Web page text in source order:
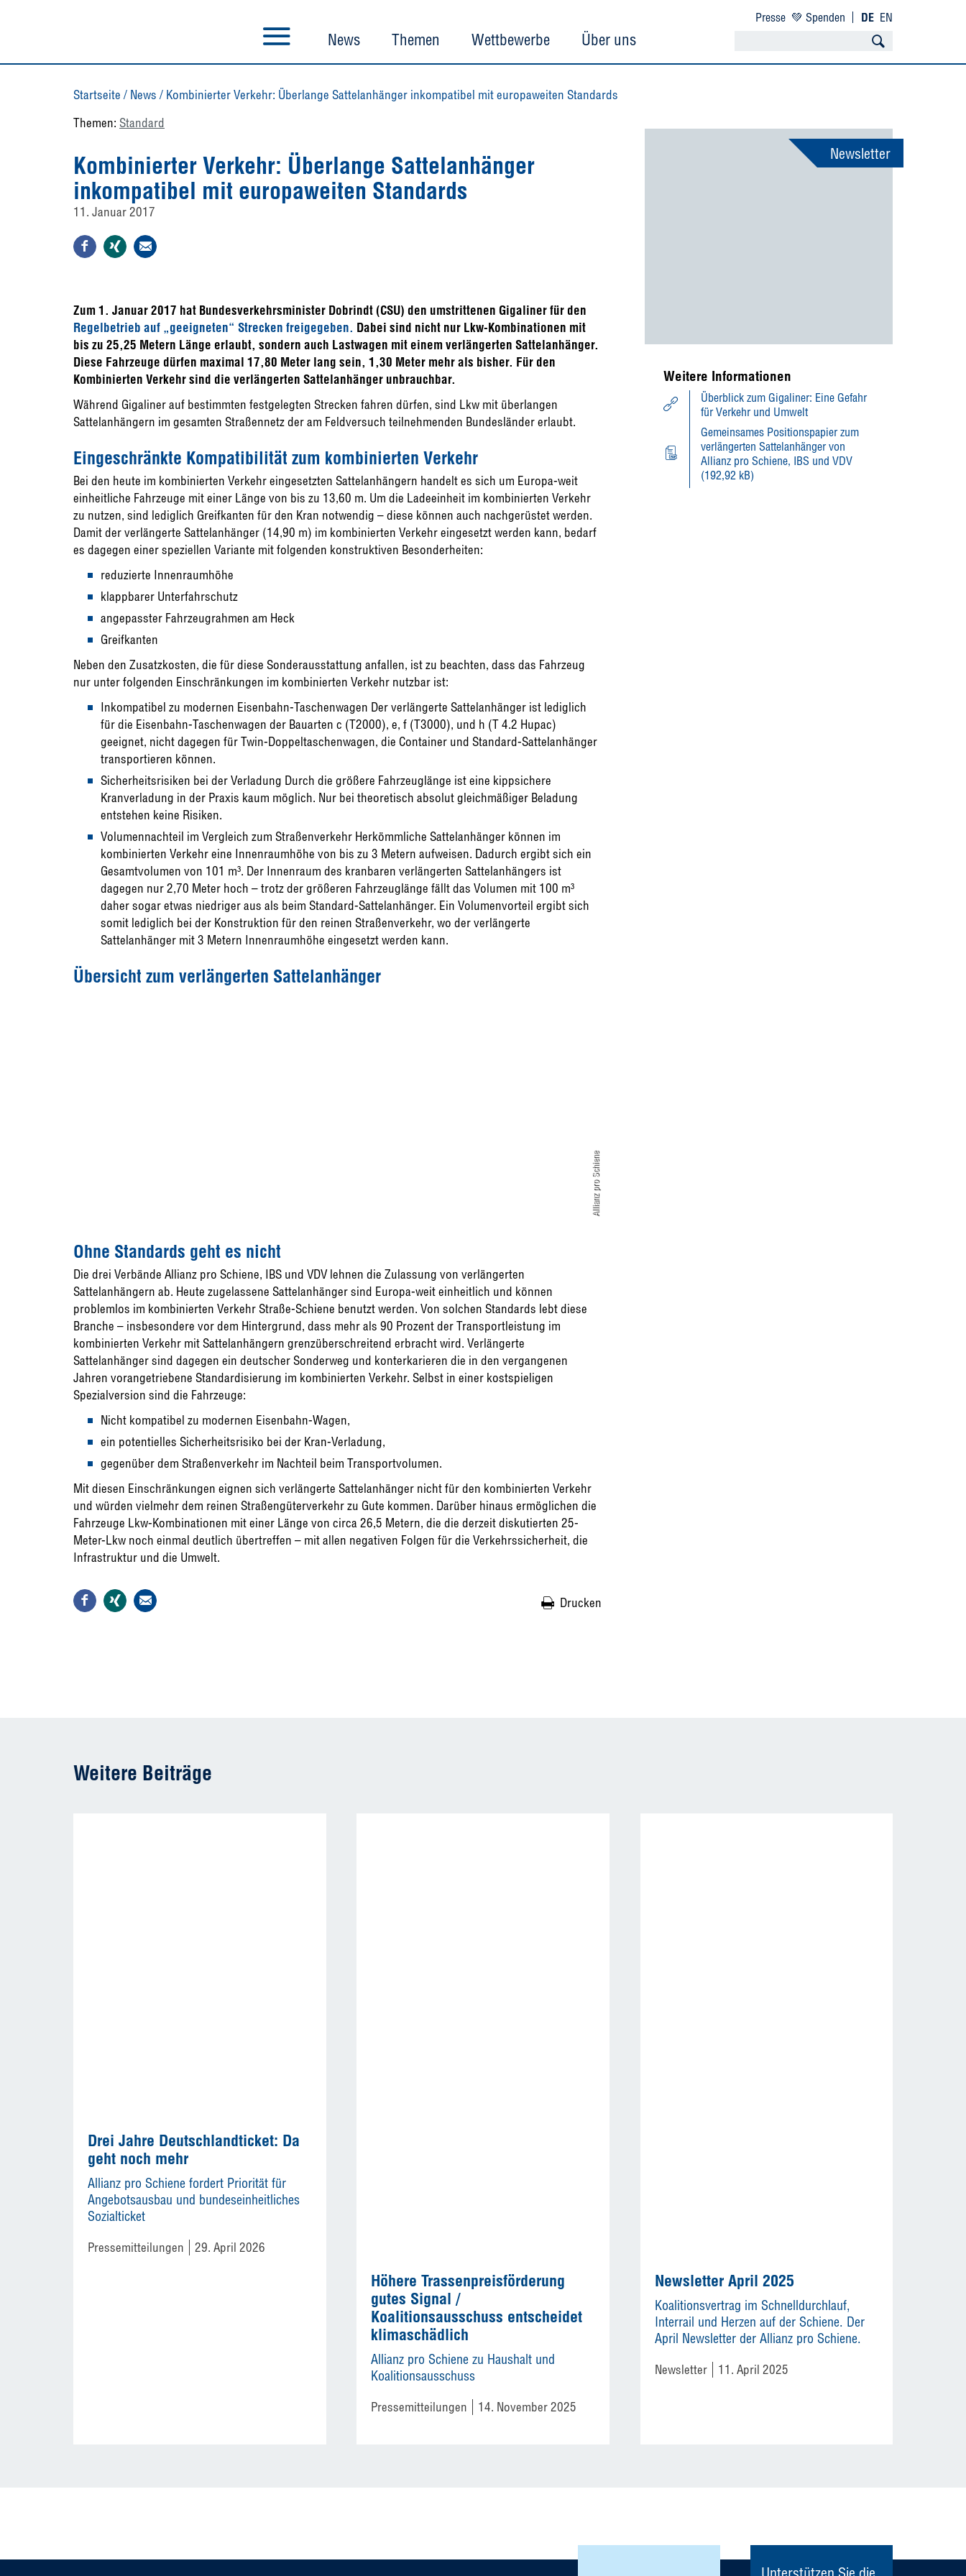
News Themen Wettbewerbe Über uns
Presse 💚 Spenden DE EN
Startseite / News / Kombinierter Verkehr: Überlange Sattelanhänger inkompatibel mit europaweiten Standards
Themen: Standard
Kombinierter Verkehr: Überlange Sattelanhänger
inkompatibel mit europaweiten Standards
11. Januar 2017
Zum 1. Januar 2017 hat Bundesverkehrsminister Dobrindt (CSU) den umstrittenen Gigaliner für den
Regelbetrieb auf „geeigneten“ Strecken freigegeben. Dabei sind nicht nur Lkw-Kombinationen mit
bis zu 25,25 Metern Länge erlaubt, sondern auch Lastwagen mit einem verlängerten Sattelanhänger.
Diese Fahrzeuge dürfen maximal 17,80 Meter lang sein, 1,30 Meter mehr als bisher. Für den
Kombinierten Verkehr sind die verlängerten Sattelanhänger unbrauchbar.
Während Gigaliner auf bestimmten festgelegten Strecken fahren dürfen, sind Lkw mit überlangen
Sattelanhängern im gesamten Straßennetz der am Feldversuch teilnehmenden Bundesländer erlaubt.
Eingeschränkte Kompatibilität zum kombinierten Verkehr
Bei den heute im kombinierten Verkehr eingesetzten Sattelanhängern handelt es sich um Europa-weit
einheitliche Fahrzeuge mit einer Länge von bis zu 13,60 m. Um die Ladeeinheit im kombinierten Verkehr
zu nutzen, sind lediglich Greifkanten für den Kran notwendig – diese können auch nachgerüstet werden.
Damit der verlängerte Sattelanhänger (14,90 m) im kombinierten Verkehr eingesetzt werden kann, bedarf
es dagegen einer speziellen Variante mit folgenden konstruktiven Besonderheiten:
reduzierte Innenraumhöhe
klappbarer Unterfahrschutz
angepasster Fahrzeugrahmen am Heck
Greifkanten
Neben den Zusatzkosten, die für diese Sonderausstattung anfallen, ist zu beachten, dass das Fahrzeug
nur unter folgenden Einschränkungen im kombinierten Verkehr nutzbar ist:
Inkompatibel zu modernen Eisenbahn-Taschenwagen Der verlängerte Sattelanhänger ist lediglich
für die Eisenbahn-Taschenwagen der Bauarten c (T2000), e, f (T3000), und h (T 4.2 Hupac)
geeignet, nicht dagegen für Twin-Doppeltaschenwagen, die Container und Standard-Sattelanhänger
transportieren können.
Sicherheitsrisiken bei der Verladung Durch die größere Fahrzeuglänge ist eine kippsichere
Kranverladung in der Praxis kaum möglich. Nur bei theoretisch absolut gleichmäßiger Beladung
entstehen keine Risiken.
Volumennachteil im Vergleich zum Straßenverkehr Herkömmliche Sattelanhänger können im
kombinierten Verkehr eine Innenraumhöhe von bis zu 3 Metern aufweisen. Dadurch ergibt sich ein
Gesamtvolumen von 101 m³. Der Innenraum des kranbaren verlängerten Sattelanhängers ist
dagegen nur 2,70 Meter hoch – trotz der größeren Fahrzeuglänge fällt das Volumen mit 100 m³
daher sogar etwas niedriger aus als beim Standard-Sattelanhänger. Ein Volumenvorteil ergibt sich
somit lediglich bei der Konstruktion für den reinen Straßenverkehr, wo der verlängerte
Sattelanhänger mit 3 Metern Innenraumhöhe eingesetzt werden kann.
Übersicht zum verlängerten Sattelanhänger
Allianz pro Schiene
Ohne Standards geht es nicht
Die drei Verbände Allianz pro Schiene, IBS und VDV lehnen die Zulassung von verlängerten
Sattelanhängern ab. Heute zugelassene Sattelanhänger sind Europa-weit einheitlich und können
problemlos im kombinierten Verkehr Straße-Schiene benutzt werden. Von solchen Standards lebt diese
Branche – insbesondere vor dem Hintergrund, dass mehr als 90 Prozent der Transportleistung im
kombinierten Verkehr mit Sattelanhängern grenzüberschreitend erbracht wird. Verlängerte
Sattelanhänger sind dagegen ein deutscher Sonderweg und konterkarieren die in den vergangenen
Jahren vorangetriebene Standardisierung im kombinierten Verkehr. Selbst in einer kostspieligen
Spezialversion sind die Fahrzeuge:
Nicht kompatibel zu modernen Eisenbahn-Wagen,
ein potentielles Sicherheitsrisiko bei der Kran-Verladung,
gegenüber dem Straßenverkehr im Nachteil beim Transportvolumen.
Mit diesen Einschränkungen eignen sich verlängerte Sattelanhänger nicht für den kombinierten Verkehr
und würden vielmehr dem reinen Straßengüterverkehr zu Gute kommen. Darüber hinaus ermöglichen die
Fahrzeuge Lkw-Kombinationen mit einer Länge von circa 26,5 Metern, die die derzeit diskutierten 25-
Meter-Lkw noch einmal deutlich übertreffen – mit allen negativen Folgen für die Verkehrssicherheit, die
Infrastruktur und die Umwelt.
Drucken
Newsletter
Weitere Informationen
Überblick zum Gigaliner: Eine Gefahr
für Verkehr und Umwelt
Gemeinsames Positionspapier zum
verlängerten Sattelanhänger von
Allianz pro Schiene, IBS und VDV
(192,92 kB)
Weitere Beiträge
Drei Jahre Deutschlandticket: Da
geht noch mehr
Allianz pro Schiene fordert Priorität für
Angebotsausbau und bundeseinheitliches
Sozialticket
Pressemitteilungen 29. April 2026
Höhere Trassenpreisförderung
gutes Signal /
Koalitionsausschuss entscheidet
klimaschädlich
Allianz pro Schiene zu Haushalt und
Koalitionsausschuss
Pressemitteilungen 14. November 2025
Newsletter April 2025
Koalitionsvertrag im Schnelldurchlauf,
Interrail und Herzen auf der Schiene. Der
April Newsletter der Allianz pro Schiene.
Newsletter 11. April 2025